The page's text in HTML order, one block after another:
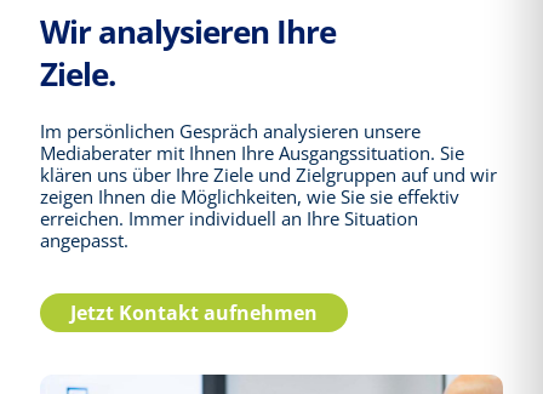
Wir analysieren Ihre
Ziele.
Im persönlichen Gespräch analysieren unsere
Mediaberater mit Ihnen Ihre Ausgangssituation. Sie
klären uns über Ihre Ziele und Zielgruppen auf und wir
zeigen Ihnen die Möglichkeiten, wie Sie sie effektiv
erreichen. Immer individuell an Ihre Situation
angepasst.
Jetzt Kontakt aufnehmen